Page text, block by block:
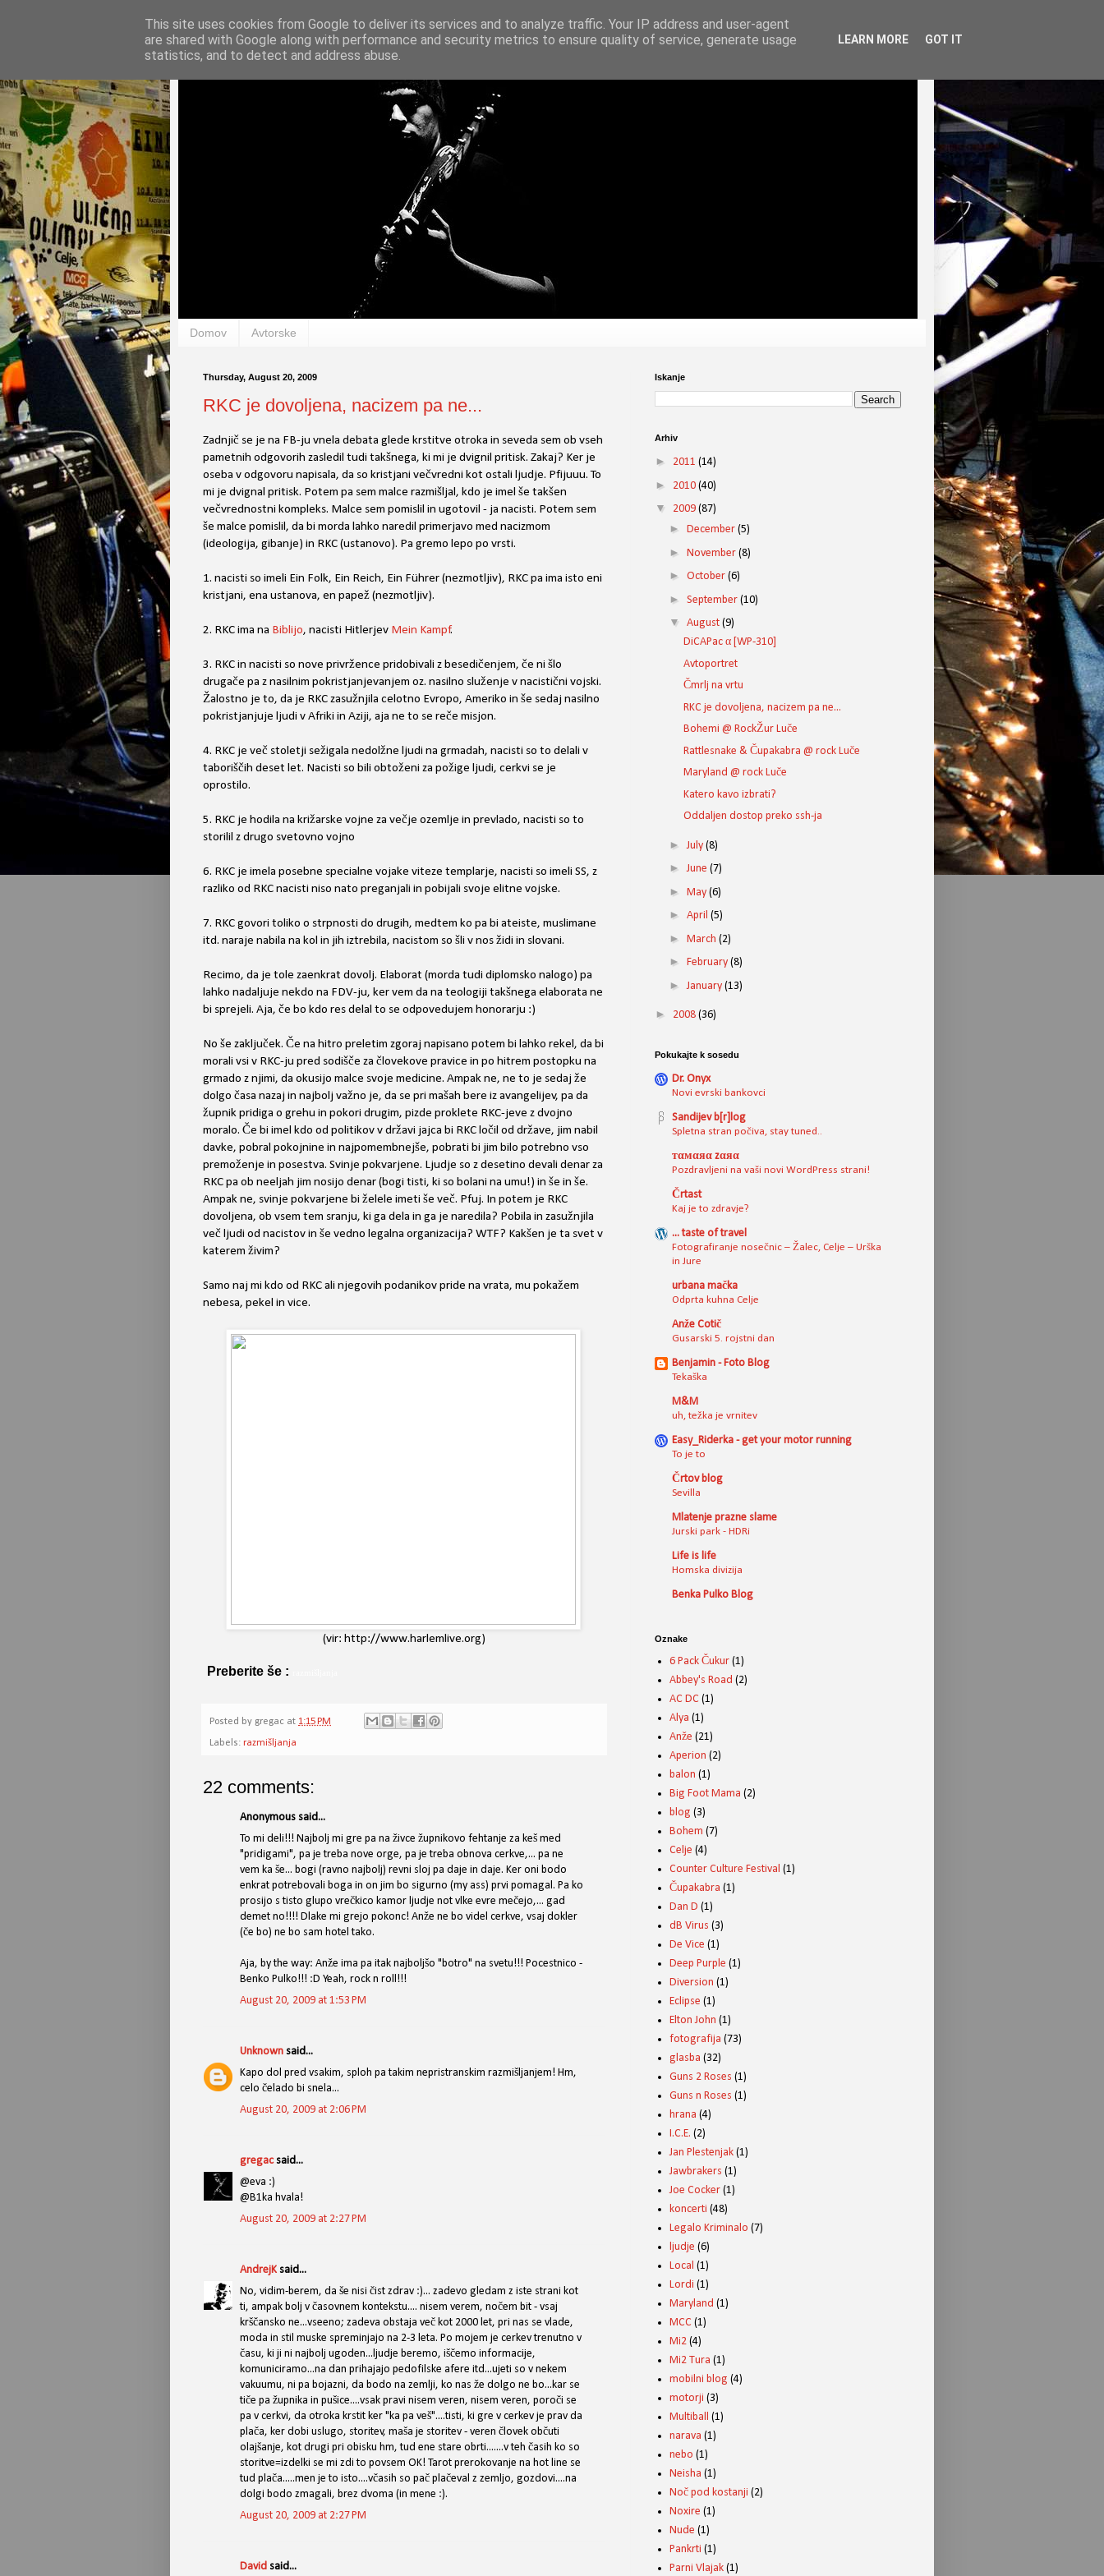
Domov Avtorske
Thursday, August 20, 2009
RKC je dovoljena, nacizem pa ne...
Zadnjič se je na FB-ju vnela debata glede krstitve otroka in seveda sem ob vseh
pametnih odgovorih zasledil tudi takšnega, ki mi je dvignil pritisk. Zakaj? Ker je
oseba v odgovoru napisala, da so kristjani večvredni kot ostali ljudje. Pfijuuu. To
mi je dvignal pritisk. Potem pa sem malce razmišljal, kdo je imel še takšen
večvrednostni kompleks. Malce sem pomislil in ugotovil - ja nacisti. Potem sem
še malce pomislil, da bi morda lahko naredil primerjavo med nacizmom
(ideologija, gibanje) in RKC (ustanovo). Pa gremo lepo po vrsti.
1. nacisti so imeli Ein Folk, Ein Reich, Ein Führer (nezmotljiv), RKC pa ima isto eni
kristjani, ena ustanova, en papež (nezmotljiv).
2. RKC ima na Biblijo, nacisti Hitlerjev Mein Kampf.
3. RKC in nacisti so nove privržence pridobivali z besedičenjem, če ni šlo
drugače pa z nasilnim pokristjanjevanjem oz. nasilno služenje v nacistični vojski.
Žalostno je to, da je RKC zasužnjila celotno Evropo, Ameriko in še sedaj nasilno
pokristjanjuje ljudi v Afriki in Aziji, aja ne to se reče misjon.
4. RKC je več stoletji sežigala nedolžne ljudi na grmadah, nacisti so to delali v
taboriščih deset let. Nacisti so bili obtoženi za požige ljudi, cerkvi se je
oprostilo.
5. RKC je hodila na križarske vojne za večje ozemlje in prevlado, nacisti so to
storilil z drugo svetovno vojno
6. RKC je imela posebne specialne vojake viteze templarje, nacisti so imeli SS, z
razliko od RKC nacisti niso nato preganjali in pobijali svoje elitne vojske.
7. RKC govori toliko o strpnosti do drugih, medtem ko pa bi ateiste, muslimane
itd. naraje nabila na kol in jih iztrebila, nacistom so šli v nos židi in slovani.
Recimo, da je tole zaenkrat dovolj. Elaborat (morda tudi diplomsko nalogo) pa
lahko nadaljuje nekdo na FDV-ju, ker vem da na teologiji takšnega elaborata ne
bi sprejeli. Aja, če bo kdo res delal to se odpovedujem honorarju :)
No še zaključek. Če na hitro preletim zgoraj napisano potem bi lahko rekel, da bi
morali vsi v RKC-ju pred sodišče za človekove pravice in po hitrem postopku na
grmado z njimi, da okusijo malce svoje medicine. Ampak ne, ne to je sedaj že
dolgo časa nazaj in najbolj važno je, da se pri mašah bere iz avangelijev, pa da
župnik pridiga o grehu in pokori drugim, pizde proklete RKC-jeve z dvojno
moralo. Če bi imel kdo od politikov v državi jajca bi RKC ločil od države, jim nabil
davke, pobral pokojnine in najpomembnejše, pobrati bi jim bilo potrebno vso
premoženje in posestva. Svinje pokvarjene. Ljudje so z desetino devali denar za
RKC pa ob neeljah jim nosijo denar (bogi tisti, ki so bolani na umu!) in še in še.
Ampak ne, svinje pokvarjene bi želele imeti še več. Pfuj. In potem je RKC
dovoljena, ob vsem tem sranju, ki ga dela in ga je naredila? Pobila in zasužnjila
več ljudi od nacistov in še vedno legalna organizacija? WTF? Kakšen je ta svet v
katerem živim?
Samo naj mi kdo od RKC ali njegovih podanikov pride na vrata, mu pokažem
nebesa, pekel in vice.
(vir: http://www.harlemlive.org)
Preberite še :
Posted by gregac at 1:15 PM
Labels: razmišljanja
22 comments:
Anonymous said...
To mi deli!!! Najbolj mi gre pa na živce župnikovo fehtanje za keš med
"pridigami", pa je treba nove orge, pa je treba obnova cerkve,... pa ne
vem ka še... bogi (ravno najbolj) revni sloj pa daje in daje. Ker oni bodo
enkrat potrebovali boga in on jim bo sigurno (my ass) prvi pomagal. Pa ko
prosijo s tisto glupo vrečkico kamor ljudje not vlke evre mečejo,... gad
demet no!!!! Dlake mi grejo pokonc! Anže ne bo videl cerkve, vsaj dokler
(če bo) ne bo sam hotel tako.
Aja, by the way: Anže ima pa itak najboljšo "botro" na svetu!!! Pocestnico -
Benko Pulko!!! :D Yeah, rock n roll!!!
August 20, 2009 at 1:53 PM
Unknown said...
Kapo dol pred vsakim, sploh pa takim nepristranskim razmišljanjem! Hm,
celo čelado bi snela...
August 20, 2009 at 2:06 PM
gregacsaid...
@eva :)
@B1ka hvala!
August 20, 2009 at 2:27 PM
AndrejK said...
No, vidim-berem, da še nisi čist zdrav :)... zadevo gledam z iste strani kot
ti, ampak bolj v časovnem kontekstu.... nisem verem, nočem bit - vsaj
krščansko ne...vseeno; zadeva obstaja več kot 2000 let, pri nas se vlade,
moda in stil muske spreminjajo na 2-3 leta. Po mojem je cerkev trenutno v
času, ki ji ni najbolj ugoden...ljudje beremo, iščemo informacije,
komuniciramo...na dan prihajajo pedofilske afere itd...ujeti so v nekem
vakuumu, ni pa bojazni, da bodo na zemlji, ko nas že dolgo ne bo...kar se
tiče pa župnika in pušice....vsak pravi nisem veren, nisem veren, poroči se
pa v cerkvi, da otroka krstit ker "ka pa veš"....tisti, ki gre v cerkev je prav da
plača, ker dobi uslugo, storitev, maša je storitev - veren človek občuti
olajšanje, kot drugi pri obisku hm, tud ene stare obrti.......v teh časih ko so
storitve=izdelki se mi zdi to povsem OK! Tarot prerokovanje na hot line se
tud plača.....men je to isto....včasih so pač plačeval z zemljo, gozdovi....na
dolgi bodo zmagali, brez dvoma (in mene :).
August 20, 2009 at 2:27 PM
David said...
Iskanje
Arhiv
► 2011 (14)
► 2010 (40)
▼ 2009 (87)
► December (5)
► November (8)
► October (6)
► September (10)
▼ August (9)
DiCAPac α [WP-310]
Avtoportret
Čmrlj na vrtu
RKC je dovoljena, nacizem pa ne...
Bohemi @ RockŽur Luče
Rattlesnake & Čupakabra @ rock Luče
Maryland @ rock Luče
Katero kavo izbrati?
Oddaljen dostop preko ssh-ja
► July (8)
►June (7)
► May (6)
► April (5)
► March (2)
► February (8)
► January (13)
► 2008 (36)
Pokukajte k sosedu
Dr. Onyx
Novi evrski bankovci
Sandijev b[r]log
Spletna stran počiva, stay tuned..
тαмαяα zαяα
Pozdravljeni na vaši novi WordPress strani!
Črtast
Kaj je to zdravje?
... taste of travel
Fotografiranje nosečnic – Žalec, Celje – Urška
in Jure
urbana mačka
Odprta kuhna Celje
Anže Cotič
Gusarski 5. rojstni dan
Benjamin - Foto Blog
Tekaška
M&M
uh, težka je vrnitev
Easy_Riderka - get your motor running
To je to
Črtov blog
Sevilla
Mlatenje prazne slame
Jurski park - HDRi
Life is life
Homska divizija
Benka Pulko Blog
Oznake
6 Pack Čukur (1)
Abbey's Road (2)
AC DC (1)
Alya (1)
Anže (21)
Aperion (2)
balon (1)
Big Foot Mama (2)
blog (3)
Bohem (7)
Celje (4)
Counter Culture Festival (1)
Čupakabra (1)
Dan D (1)
dB Virus (3)
De Vice (1)
Deep Purple (1)
Diversion (1)
Eclipse (1)
Elton John (1)
fotografija (73)
glasba (32)
Guns 2 Roses (1)
Guns n Roses (1)
hrana (4)
I.C.E. (2)
Jan Plestenjak (1)
Jawbrakers (1)
Joe Cocker (1)
koncerti (48)
Legalo Kriminalo (7)
ljudje (6)
Local (1)
Lordi (1)
Maryland (1)
MCC (1)
Mi2 (4)
Mi2 Tura (1)
mobilni blog (4)
motorji (3)
Multiball (1)
narava (1)
nebo (1)
Neisha (1)
Noč pod kostanji (2)
Noxire (1)
Nude (1)
Pankrti (1)
Parni Vlajak (1)
This site uses cookies from Google to deliver its services and to analyze traffic. Your IP address and user-agent
are shared with Google along with performance and security metrics to ensure quality of service, generate usage
statistics, and to detect and address abuse.
LEARN MORE GOT IT